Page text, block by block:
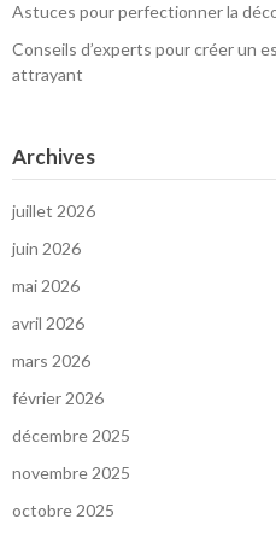
Astuces pour perfectionner la
Conseils d’experts pour créer un
attrayant
Archives
juillet 2026
juin 2026
mai 2026
avril 2026
mars 2026
février 2026
décembre 2025
novembre 2025
octobre 2025